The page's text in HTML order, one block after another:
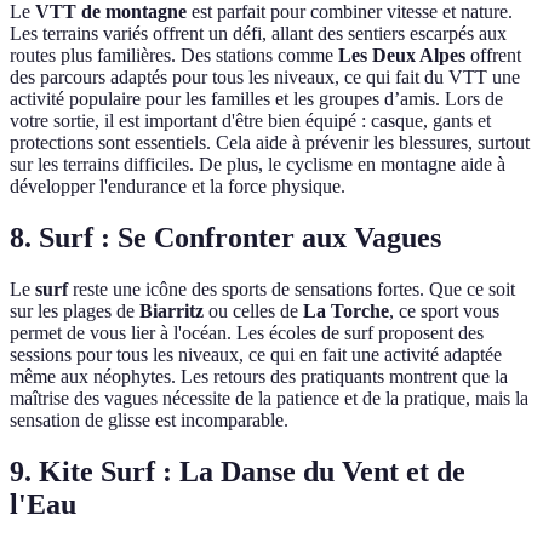
Le VTT de montagne est parfait pour combiner vitesse et nature.
Les terrains variés offrent un défi, allant des sentiers escarpés aux
routes plus familières. Des stations comme Les Deux Alpes offrent
des parcours adaptés pour tous les niveaux, ce qui fait du VTT une
activité populaire pour les familles et les groupes d’amis. Lors de
votre sortie, il est important d'être bien équipé : casque, gants et
protections sont essentiels. Cela aide à prévenir les blessures, surtout
sur les terrains difficiles. De plus, le cyclisme en montagne aide à
développer l'endurance et la force physique.
8. Surf : Se Confronter aux Vagues
Le surfreste une icône des sports de sensations fortes. Que ce soit
sur les plages de Biarritz ou celles de La Torche, ce sport vous
permet de vous lier à l'océan. Les écoles de surf proposent des
sessions pour tous les niveaux, ce qui en fait une activité adaptée
même aux néophytes. Les retours des pratiquants montrent que la
maîtrise des vagues nécessite de la patience et de la pratique, mais la
sensation de glisse est incomparable.
9. Kite Surf : La Danse du Vent et de
l'Eau